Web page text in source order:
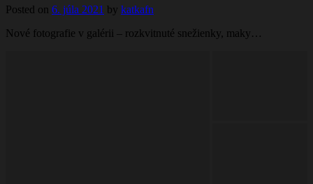
Posted on 6. júla 2021 by katkafn
Nové fotografie v galérii – rozkvitnuté snežienky, maky…